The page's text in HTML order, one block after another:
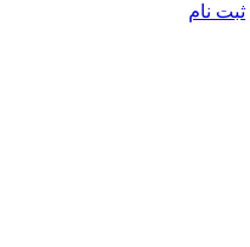
ثبت نام